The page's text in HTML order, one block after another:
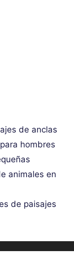
de anclas
hombres
animales en
de paisajes